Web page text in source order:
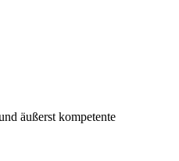
äußerst kompetente